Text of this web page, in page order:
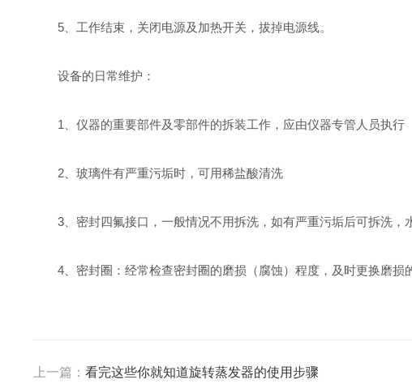
5、工作结束，关闭电源及加热开关，拔掉电源线。
设备的日常维护：
1、仪器的重要部件及零部件的拆装工作，应由仪器专管人员执行
2、玻璃件有严重污垢时，可用稀盐酸清洗
3、密封四氟接口，一般情况不用拆洗，如有严重污垢后可拆洗，
4、密封圈：经常检查密封圈的磨损（腐蚀）程度，及时更换磨损
上一篇： 看完这些你就知道旋转蒸发器的使用步骤